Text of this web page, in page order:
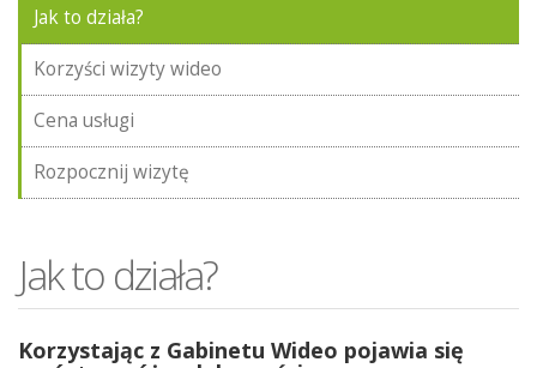
Jak to działa?
Korzyści wizyty wideo
Cena usługi
Rozpocznij wizytę
Jak to działa?
Korzystając z Gabinetu Wideo pojawia się